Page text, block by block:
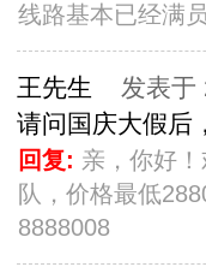
线路基本已经满
王先生 发表于
请问国庆大假后
回复: 亲，你好
队，价格最低
8888008